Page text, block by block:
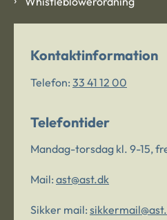
Kontaktinformation
Telefon: 33 41 12 00
Telefontider
Mandag-torsdag kl. 9-15,
Mail: ast@ast.dk
Sikker mail: